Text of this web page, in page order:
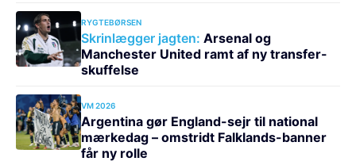
RYGTEBØRSEN
Skrinlægger jagten: Arsenal og
Manchester United ramt af ny transfer-
skuffelse
VM 2026
Argentina gør England-sejr til national
mærkedag – omstridt Falklands-banner
får ny rolle